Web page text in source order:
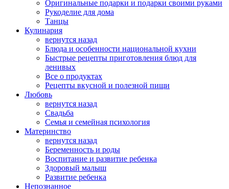
Оригинальные подарки и подарки своими руками
Рукоделие для дома
Танцы
Кулинария
вернутся назад
Блюда и особенности национальной кухни
Быстрые рецепты приготовления блюд для
ленивых
Все о продуктах
Рецепты вкусной и полезной пищи
Любовь
вернутся назад
Свадьба
Семья и семейная психология
Материнство
вернутся назад
Беременность и роды
Воспитание и развитие ребенка
Здоровый малыш
Развитие ребенка
Непознанное